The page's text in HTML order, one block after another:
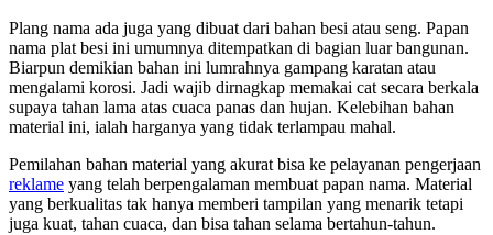
Plang nama ada juga yang dibuat dari bahan besi atau seng. Papan
nama plat besi ini umumnya ditempatkan di bagian luar bangunan.
Biarpun demikian bahan ini lumrahnya gampang karatan atau
mengalami korosi. Jadi wajib dirnagkap memakai cat secara berkala
supaya tahan lama atas cuaca panas dan hujan. Kelebihan bahan
material ini, ialah harganya yang tidak terlampau mahal.
Pemilahan bahan material yang akurat bisa ke pelayanan pengerjaan
reklame yang telah berpengalaman membuat papan nama. Material
yang berkualitas tak hanya memberi tampilan yang menarik tetapi
juga kuat, tahan cuaca, dan bisa tahan selama bertahun-tahun.